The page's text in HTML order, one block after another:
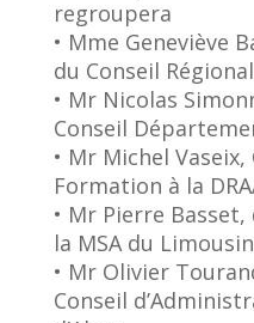
regroupera
• Mme Geneviève
du Conseil Régional
• Mr Nicolas
Conseil
• Mr Michel
Formation à la
• Mr Pierre
la MSA du
• Mr Olivier
Conseil